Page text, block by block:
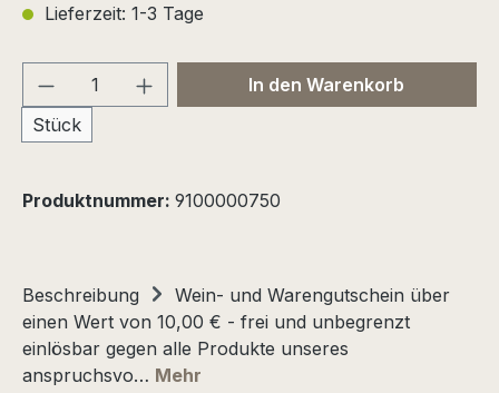
Lieferzeit: 1-3 Tage
Produkt Anzahl: Gib den
Stück
In den Warenkorb
Produktnummer: 9100000750
Beschreibung
Wein- und Warengutschein über
einen Wert von 10,00 € - frei und unbegrenzt
einlösbar gegen alle Produkte unseres
anspruchsvo… Mehr